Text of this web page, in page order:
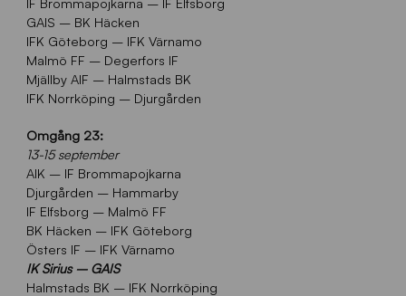
GAIS – BK Häcken
IFK Göteborg – IFK Värnamo
Malmö FF – Degerfors IF
Mjällby AIF – Halmstads BK
IFK Norrköping – Djurgården
Omgång 23:
13-15 september
AIK – IF Brommapojkarna
Djurgården – Hammarby
IF Elfsborg – Malmö FF
BK Häcken – IFK Göteborg
Östers IF – IFK Värnamo
IK Sirius – GAIS
Halmstads BK – IFK Norrköping